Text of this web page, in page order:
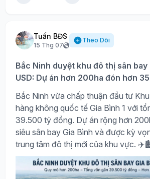
Tuấn BĐS
15 Thg 07
Theo Dõi
Bắc Ninh duyệt khu đô thị sân bay
USD: Dự án hơn 200ha đón hơn
Bắc Ninh vừa chấp thuận đầu tư
hàng không quốc tế Gia Bình 1 với
39.500 tỷ đồng. Dự án rộng hơn
siêu sân bay Gia Bình và được kỳ
trung tâm đô thị mới của khu vực.